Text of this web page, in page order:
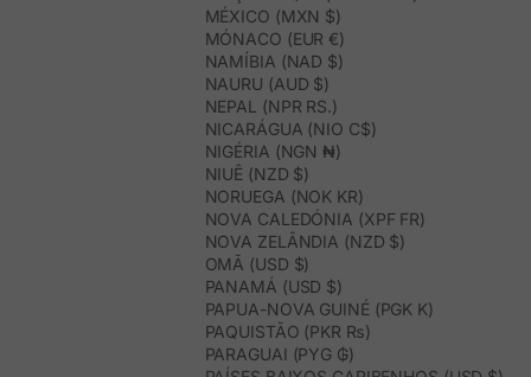
MÉXICO (MXN $)
MÓNACO (EUR €)
NAMÍBIA (NAD $)
NAURU (AUD $)
NEPAL (NPR RS.)
NICARÁGUA (NIO C$)
NIGÉRIA (NGN ₦)
NIUÊ (NZD $)
NORUEGA (NOK KR)
NOVA CALEDÓNIA (XPF FR)
NOVA ZELÂNDIA (NZD $)
OMÃ (USD $)
PANAMÁ (USD $)
PAPUA-NOVA GUINÉ (PGK K)
PAQUISTÃO (PKR ₨)
PARAGUAI (PYG ₲)